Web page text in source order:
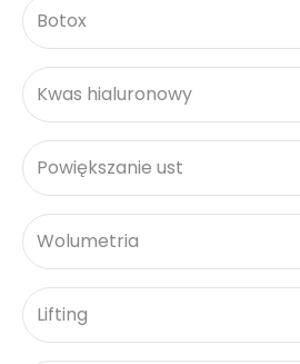
Botox
Kwas hialuronowy
Powiększanie ust
Wolumetria
Lifting